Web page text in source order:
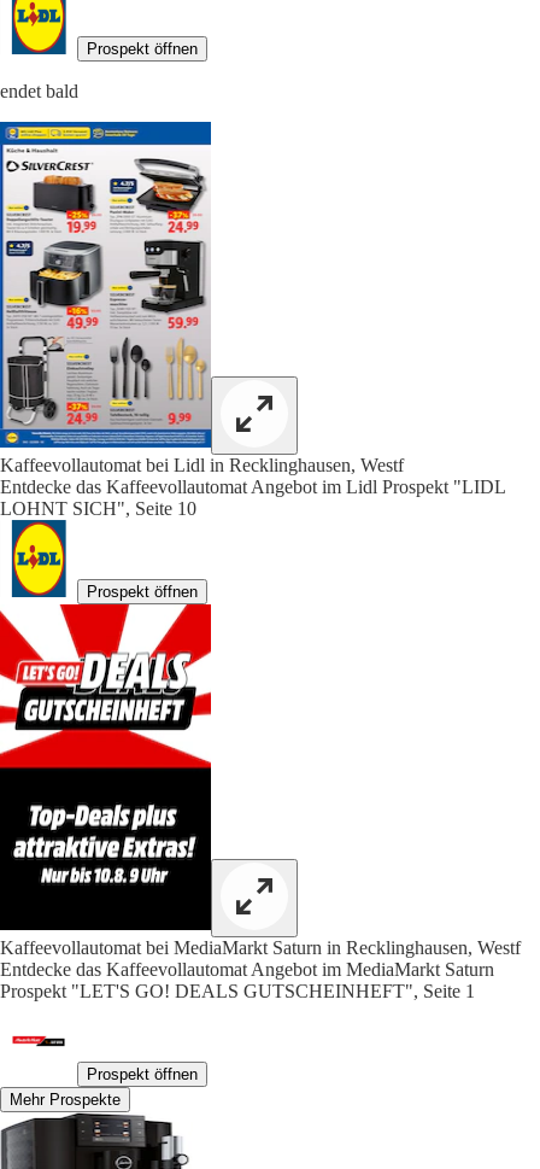
Prospekt öffnen
endet bald
Kaffeevollautomat bei Lidl in Recklinghausen, Westf
Entdecke das Kaffeevollautomat Angebot im Lidl Prospekt "LIDL
LOHNT SICH", Seite 10
Prospekt öffnen
Kaffeevollautomat bei MediaMarkt Saturn in Recklinghausen, Westf
Entdecke das Kaffeevollautomat Angebot im MediaMarkt Saturn
Prospekt "LET'S GO! DEALS GUTSCHEINHEFT", Seite 1
Prospekt öffnen
Mehr Prospekte